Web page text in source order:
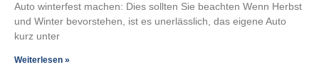
Auto winterfest machen: Dies sollten Sie beachten Wenn Herbst
und Winter bevorstehen, ist es unerlässlich, das eigene Auto
kurz unter
Weiterlesen »